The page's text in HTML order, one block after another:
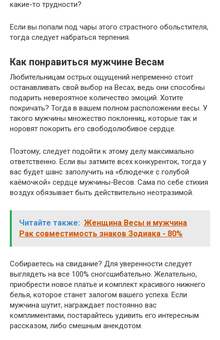
какие-то трудности?
Если вы попали под чары этого страстного обольстителя,
тогда следует набраться терпения.
Как понравиться мужчине Весам
Любительницам острых ощущений непременно стоит
останавливать свой выбор на Весах, ведь они способны
подарить невероятное количество эмоций. Хотите
покричать? Тогда в вашем полном расположении весы. У
такого мужчины множество поклонниц, которые так и
норовят покорить его свободолюбивое сердце.
Поэтому, следует подойти к этому делу максимально
ответственно. Если вы затмите всех конкуренток, тогда у
вас будет шанс заполучить на «блюдечке с голубой
каёмочкой» сердце мужчины-Весов. Сама по себе стихия
воздух обязывает быть действительно неотразимой.
Читайте также: Женщина Весы и мужчина
Рак совместимость знаков Зодиака - 80%
Собираетесь на свидание? Для уверенности следует
выглядеть на все 100% сногсшибательно. Желательно,
приобрести новое платье и комплект красивого нижнего
белья, которое станет залогом вашего успеха. Если
мужчина шутит, награждает постоянно вас
комплиментами, постарайтесь удивить его интересным
рассказом, либо смешным анекдотом.